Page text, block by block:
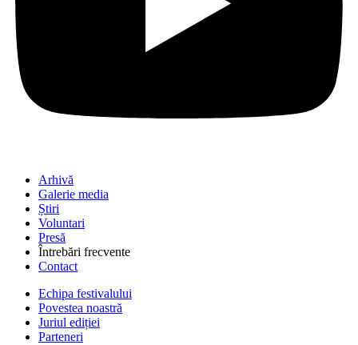
Arhivă
Galerie media
Știri
Voluntari
Presă
Întrebări frecvente
Contact
Echipa festivalului
Povestea noastră
Juriul ediției
Parteneri